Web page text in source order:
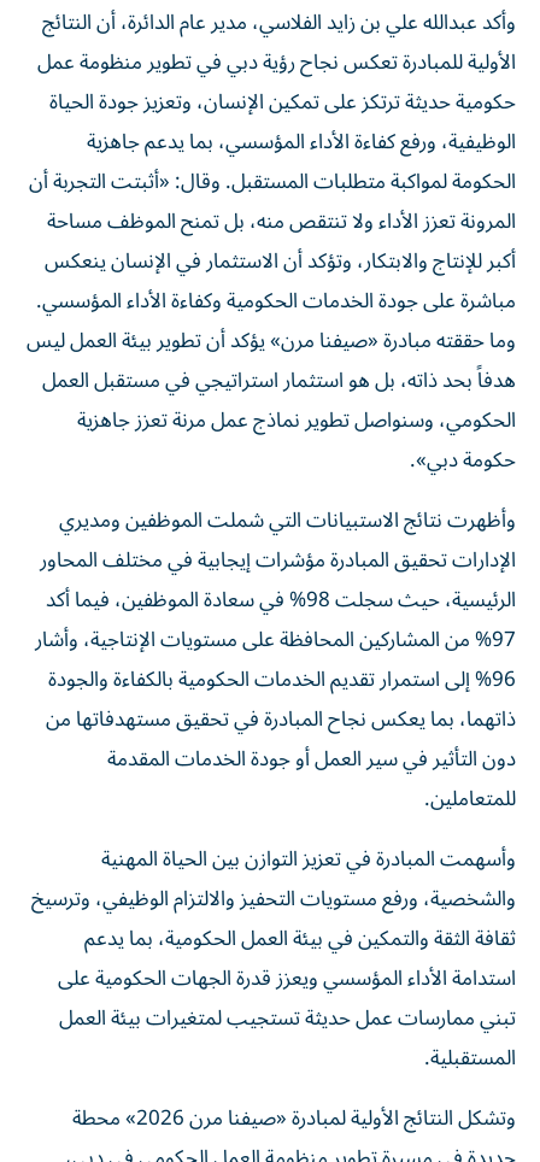
وأكد عبدالله علي بن زايد الفلاسي، مدير عام الدائرة، أن النتائج
الأولية للمبادرة تعكس نجاح رؤية دبي في تطوير منظومة عمل
حكومية حديثة ترتكز على تمكين الإنسان، وتعزيز جودة الحياة
الوظيفية، ورفع كفاءة الأداء المؤسسي، بما يدعم جاهزية
الحكومة لمواكبة متطلبات المستقبل. وقال: «أثبتت التجربة أن
المرونة تعزز الأداء ولا تنتقص منه، بل تمنح الموظف مساحة
أكبر للإنتاج والابتكار، وتؤكد أن الاستثمار في الإنسان ينعكس
مباشرة على جودة الخدمات الحكومية وكفاءة الأداء المؤسسي.
وما حققته مبادرة «صيفنا مرن» يؤكد أن تطوير بيئة العمل ليس
هدفاً بحد ذاته، بل هو استثمار استراتيجي في مستقبل العمل
الحكومي، وسنواصل تطوير نماذج عمل مرنة تعزز جاهزية
حكومة دبي».
وأظهرت نتائج الاستبيانات التي شملت الموظفين ومديري
الإدارات تحقيق المبادرة مؤشرات إيجابية في مختلف المحاور
الرئيسية، حيث سجلت 98% في سعادة الموظفين، فيما أكد
97% من المشاركين المحافظة على مستويات الإنتاجية، وأشار
96% إلى استمرار تقديم الخدمات الحكومية بالكفاءة والجودة
ذاتهما، بما يعكس نجاح المبادرة في تحقيق مستهدفاتها من
دون التأثير في سير العمل أو جودة الخدمات المقدمة
للمتعاملين.
وأسهمت المبادرة في تعزيز التوازن بين الحياة المهنية
والشخصية، ورفع مستويات التحفيز والالتزام الوظيفي، وترسيخ
ثقافة الثقة والتمكين في بيئة العمل الحكومية، بما يدعم
استدامة الأداء المؤسسي ويعزز قدرة الجهات الحكومية على
تبني ممارسات عمل حديثة تستجيب لمتغيرات بيئة العمل
المستقبلية.
وتشكل النتائج الأولية لمبادرة «صيفنا مرن 2026» محطة